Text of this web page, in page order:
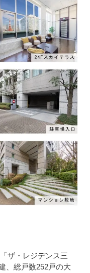
ザ・レジデンス三
、総戸数252戸の大